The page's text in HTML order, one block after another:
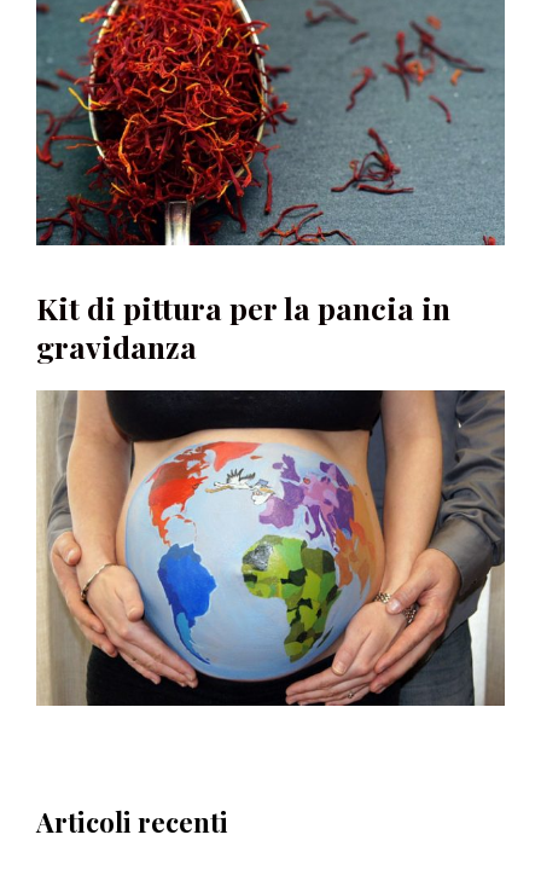
Kit di pittura per la pancia in
gravidanza
Articoli recenti